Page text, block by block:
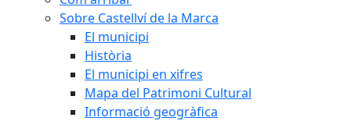
Sobre Castellví de la Marca
El municipi
Història
El municipi en xifres
Mapa del Patrimoni Cultural
Informació geogràfica